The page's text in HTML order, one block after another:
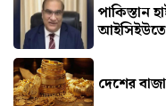
পাকিস্তান
আইসিইউতে
দেশের